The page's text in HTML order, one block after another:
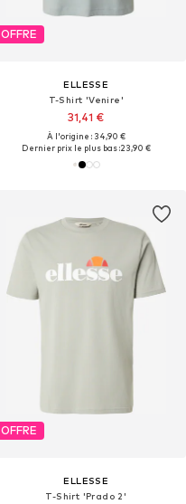
OFFRE
ELLESSE
T-Shirt 'Venire'
31,41 €
À l'origine : 34,90 €
Dernier prix le plus bas :23,90 €
OFFRE
ELLESSE
T-Shirt 'Prado 2'